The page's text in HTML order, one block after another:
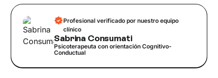
Profesional verificado por nuestro equipo
clínico
Sabrina Consumati
Psicoterapeuta con orientación Cognitivo-
Conductual